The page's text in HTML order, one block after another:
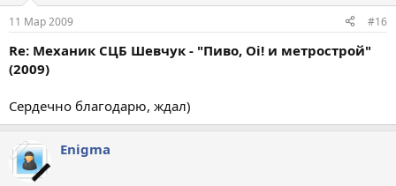
11 Мар 2009 #16
Re: Механик СЦБ Шевчук - "Пиво, Oi! и метрострой"
(2009)
Сердечно благодарю, ждал)
Enigma